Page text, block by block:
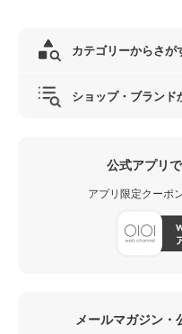
カテゴリーからさが
ショップ・ブランド
公式アプリ
アプリ限定クーポ
メールマガジン・